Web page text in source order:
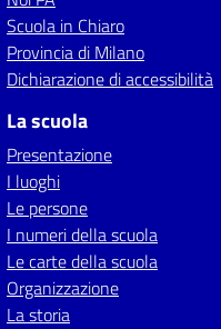
Scuola in Chiaro
Provincia di Milano
Dichiarazione di accessibilità
La scuola
Presentazione
I luoghi
Le persone
I numeri della scuola
Le carte della scuola
Organizzazione
La storia